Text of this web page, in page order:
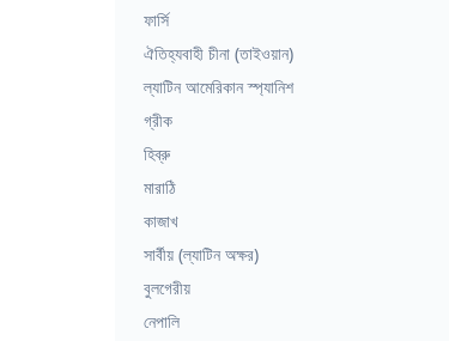
ফার্সি
ঐতিহ্যবাহী চীনা (তাইওয়ান)
ল্যাটিন আমেরিকান স্প্যানিশ
গ্রীক
হিব্রু
মারাঠি
কাজাখ
সার্বীয় (ল্যাটিন অক্ষর)
বুলগেরীয়
নেপালি